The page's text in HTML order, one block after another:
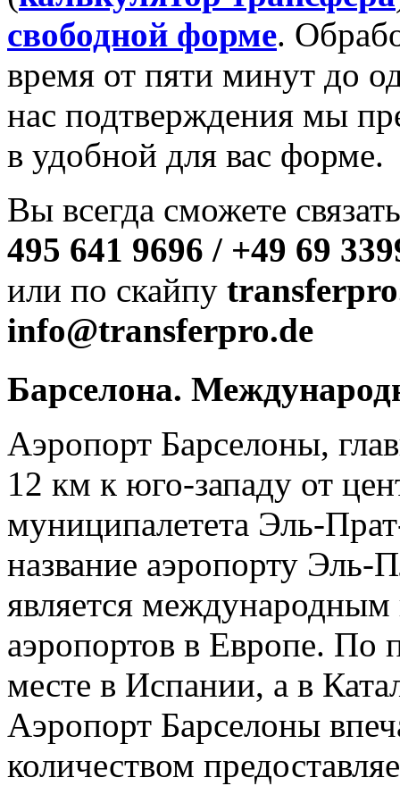
свободной форме.
время от пяти минут до
нас подтверждения мы
в удобной для вас форме.
Вы всегда сможете
495 641 9696 / +49 69
или по скайпу
info@transferpro.de
Барселона.
Аэропорт Барселоны,
12 км к юго-западу от
муниципалетета Эль-
название аэропорту Эль-
является
аэропортов в Европе. По
месте в Испании, а в
Аэропорт Барселоны
количеством